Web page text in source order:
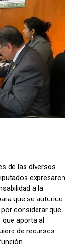
de las diversos
expresaron
a la
que se autorice
considerar que
que aporta al
de recursos